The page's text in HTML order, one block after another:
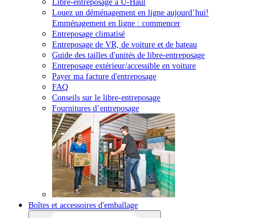
Louez un déménagement en ligne aujourd’hui!
Emménagement en ligne : commencer
Entreposage climatisé
Entreposage de VR, de voiture et de bateau
Guide des tailles d'unités de libre-entreposage
Entreposage extérieur/accessible en voiture
Payer ma facture d'entreposage
FAQ
Conseils sur le libre-entreposage
Fournitures d’entreposage
Boîtes et accessoires d'emballage